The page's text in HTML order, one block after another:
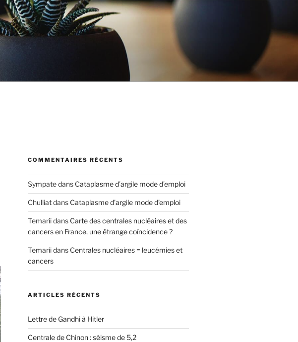
COMMENTAIRES RÉCENTS
Sympatedans Cataplasme d’argile mode d’emploi
Chulliatdans Cataplasme d’argile mode d’emploi
Temariidans Carte des centrales nucléaires et des
cancers en France, une étrange coïncidence ?
Temariidans Centrales nucléaires = leucémies et
cancers
ARTICLES RÉCENTS
Lettre de Gandhi à Hitler
Centrale de Chinon : séisme de 5,2